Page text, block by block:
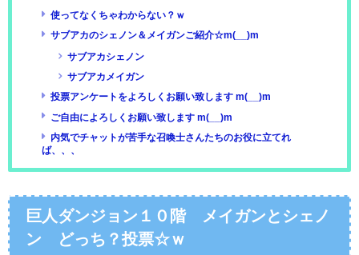
使ってなくちゃわからない？ｗ
サブアカのシェノン＆メイガンご紹介☆m(__)m
サブアカシェノン
サブアカメイガン
投票アンケートをよろしくお願い致します m(__)m
ご自由によろしくお願い致します m(__)m
内気でチャットが苦手な召喚士さんたちのお役に立てれ
ば、、、
巨人ダンジョン１０階 メイガンとシェノ
ン どっち？投票☆ｗ